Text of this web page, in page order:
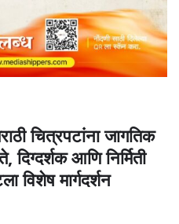
चित्रपटांना जागतिक
दिग्दर्शक आणि निर्मिती
विशेष मार्गदर्शन